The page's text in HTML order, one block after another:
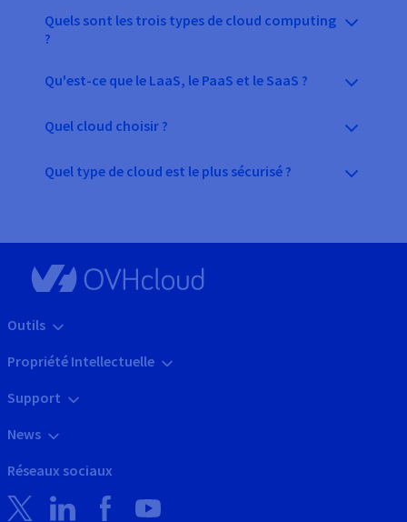
Quels sont les trois types de cloud computing
?
Qu'est-ce que le LaaS, le PaaS et le SaaS ?
Quel cloud choisir ?
Quel type de cloud est le plus sécurisé ?
Outils
Propriété Intellectuelle
Support
News
Réseaux sociaux